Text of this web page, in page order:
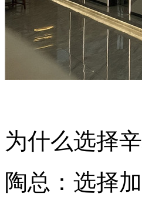
为什么选择
陶总：选择